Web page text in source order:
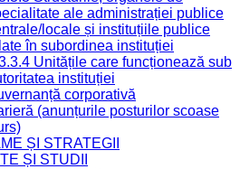
ale administrației publice
locale și instituțiile publice
în subordinea instituției
Unitățile care funcționează sub
instituției
corporativă
(anunțurile posturilor scoase
ȘI STRATEGII
ȘI STUDII